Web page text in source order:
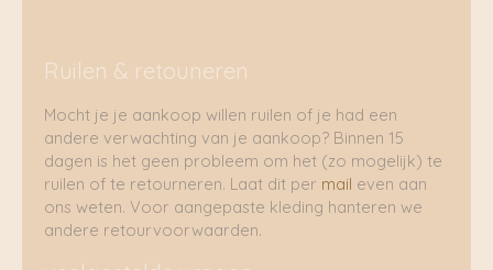
Ruilen & retouneren
Mocht je je aankoop willen ruilen of je had een
andere verwachting van je aankoop? Binnen 15
dagen is het geen probleem om het (zo mogelijk) te
ruilen of te retourneren. Laat dit per mail even aan
ons weten. Voor aangepaste kleding hanteren we
andere retourvoorwaarden.